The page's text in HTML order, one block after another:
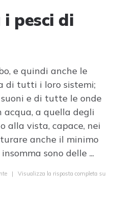
pesci di
e quindi anche le
di tutti i loro sistemi;
e di tutte le onde
a quella degli
alla vista, capace, nei
anche il minimo
sono delle ...
| Visualizza la risposta completa su